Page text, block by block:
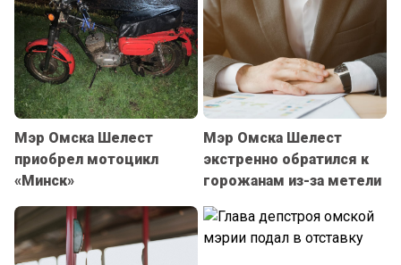
Мэр Омска Шелест
приобрел мотоцикл
«Минск»
Мэр Омска Шелест
экстренно обратился к
горожанам из-за метели